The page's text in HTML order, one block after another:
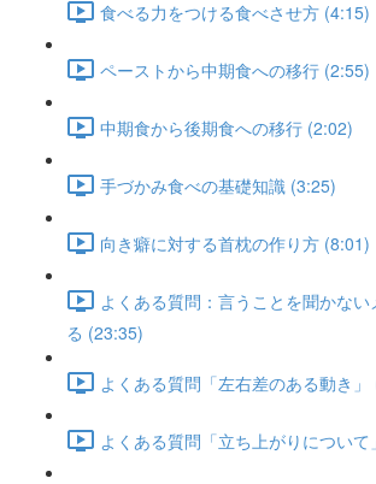
食べる力をつける食べさせ方 (4:15)
ペーストから中期食への移行 (2:55)
中期食から後期食への移行 (2:02)
手づかみ食べの基礎知識 (3:25)
向き癖に対する首枕の作り方 (8:01)
よくある質問：言うことを聞かな
る (23:35)
よくある質問「左右差のある動き」
よくある質問「立ち上がりについ